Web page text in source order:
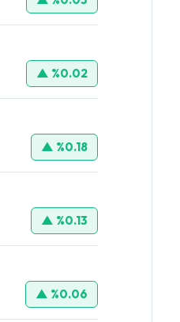
▲ %0.02
▲ %0.18
▲ %0.13
▲ %0.06